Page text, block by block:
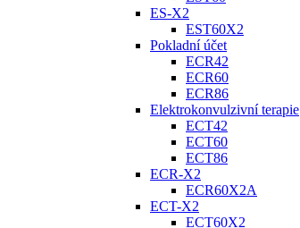
ES-X2
EST60X2
Pokladní účet
ECR42
ECR60
ECR86
Elektrokonvulzivní terapie
ECT42
ECT60
ECT86
ECR-X2
ECR60X2A
ECT-X2
ECT60X2